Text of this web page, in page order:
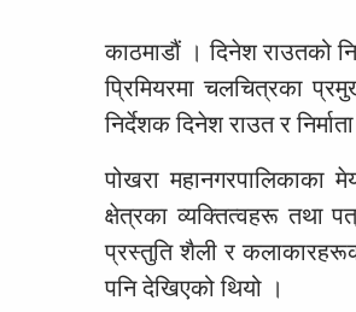
काठमाडौं । दिनेश राउतको
प्रिमियरमा चलचित्रका
निर्देशक दिनेश राउत र
पोखरा महानगरपालिकाका
क्षेत्रका व्यक्तित्वहरू तथा
प्रस्तुति शैली र
पनि देखिएको थियो ।